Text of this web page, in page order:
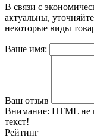
В связи с
актуальны,
некоторые виды
Ваше имя:
Ваш отзыв
Внимание: HTML не
текст!
Рейтинг